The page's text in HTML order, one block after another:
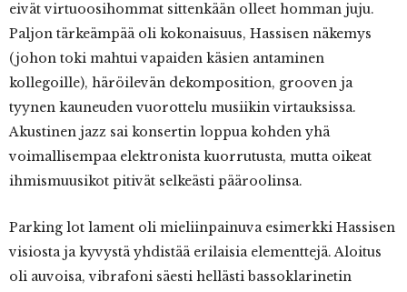
eivät virtuoosihommat sittenkään olleet homman juju.
Paljon tärkeämpää oli kokonaisuus, Hassisen näkemys
(johon toki mahtui vapaiden käsien antaminen
kollegoille), häröilevän dekomposition, grooven ja
tyynen kauneuden vuorottelu musiikin virtauksissa.
Akustinen jazz sai konsertin loppua kohden yhä
voimallisempaa elektronista kuorrutusta, mutta oikeat
ihmismuusikot pitivät selkeästi pääroolinsa.
Parking lot lament oli mieliinpainuva esimerkki Hassisen
visiosta ja kyvystä yhdistää erilaisia elementtejä. Aloitus
oli auvoisa, vibrafoni säesti hellästi bassoklarinetin